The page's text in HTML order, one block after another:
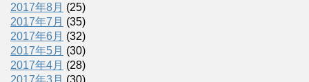
2017年8月 (25)
2017年7月 (35)
2017年6月 (32)
2017年5月 (30)
2017年4月 (28)
2017年3月 (30)